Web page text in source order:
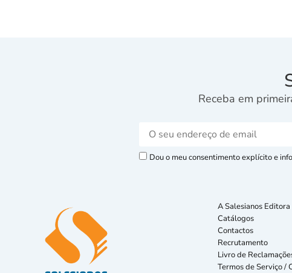
Receba em
Dou o meu consentimento explícito e
A Salesianos Editora
Catálogos
Contactos
Recrutamento
Livro de
Termos de Serviço /